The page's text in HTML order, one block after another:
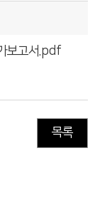
보고서.pdf
목록